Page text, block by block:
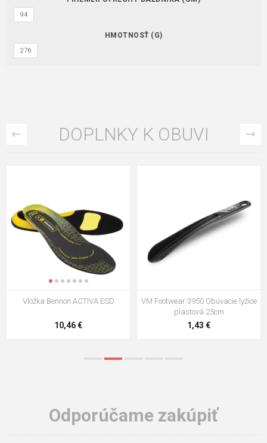
94
HMOTNOSŤ (G)
276
DOPLNKY K OBUVI
VM Footwear 3009 Vkladacia
5,21 €
VM Footwear 3102 Šnúrky ploché
0,79 €
Odporúčame zakúpiť